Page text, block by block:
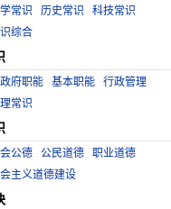
常识 历史常识 科技常识
综合
政府职能 基本职能 行政管理
常识
公德 公民道德 职业道德
主义道德建设